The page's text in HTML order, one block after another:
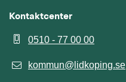
Kontaktcenter
0510 - 77 00 00
kommun@lidkoping.se